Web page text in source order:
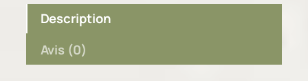
a
Description
Avis (0)